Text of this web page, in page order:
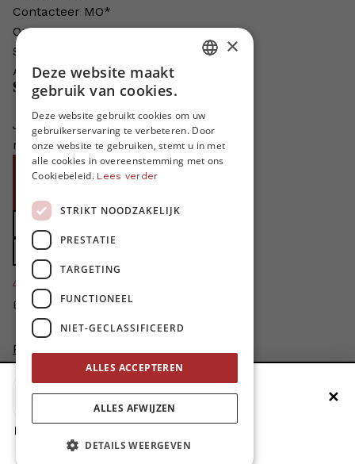
Contacteer MO*
Onze auteurs
Schrijven voor MO*?
Adverteren in MO*
Steun MO*
Je helpt ons groeien. MO* bestaat
niet zonder jouw steun!
Doe een gift
Zet MO* in uw testament
4424
Bedankt voor jullie steun!
Privacybeleid
Disclaimer
AI Charter
Cookievoorkeuren aanpassen
site by
Voeg MO* toe aan je beginscherm ✕
1. Druk op de deelknop
2. Scrol naar beneden
ENGLISH
×
Deze website maakt
gebruik van cookies.
Deze website gebruikt cookies om uw
gebruikerservaring te verbeteren. Door
onze website te gebruiken, stemt u in met
alle cookies in overeenstemming met ons
Cookiebeleid. Lees verder
STRIKT NOODZAKELIJK
PRESTATIE
TARGETING
FUNCTIONEEL
NIET-GECLASSIFICEERD
ALLES ACCEPTEREN
ALLES AFWIJZEN
DETAILS WEERGEVEN